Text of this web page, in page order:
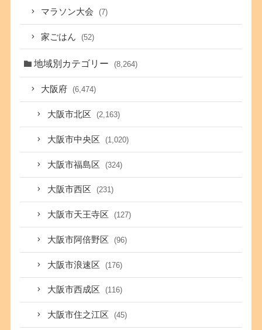
マラソン大会 (7)
家ごはん (52)
地域別カテゴリー (8,264)
大阪府 (6,474)
大阪市北区 (2,163)
大阪市中央区 (1,020)
大阪市福島区 (324)
大阪市西区 (231)
大阪市天王寺区 (127)
大阪市阿倍野区 (96)
大阪市浪速区 (176)
大阪市西成区 (116)
大阪市住之江区 (45)